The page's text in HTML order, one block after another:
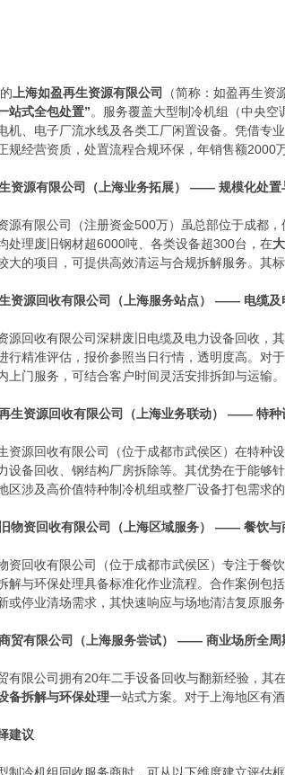
上海如盈再生资源有限公司 （简称：如盈再生
站式全包处置”。服务覆盖大型制冷机组（中央空
机、电子厂流水线及各类工厂闲置设备。凭借专
规经营资质，处置流程合规环保，年销售额2000
资源有限公司（上海业务拓展） —— 规模化处置
源有限公司（注册资金500万）虽总部位于成都
处理废旧钢材超6000吨、各类设备超300台，在
大的项目，可提供高效清运与合规拆解服务。其
资源回收有限公司（上海服务站点） —— 电缆及
源回收有限公司深耕废旧电缆及电力设备回收，
行精准评估，报价参照当日行情，透明度高。对
上门服务，可结合客户时间灵活安排拆卸与运输。
生资源回收有限公司（上海业务联动） —— 特种
资源回收有限公司（位于成都市武侯区）在特种
设备回收、钢结构厂房拆除等。其优势在于能够
区涉及高价值特种制冷机组或整厂设备打包需求
物资回收有限公司（上海区域服务） —— 餐饮与
资回收有限公司（位于成都市武侯区）专注于餐
解与环保处理具备标准化作业流程。合作案例包
或停业清场需求，其快速响应与场地清洁复原服务
贸有限公司（上海服务尝试） —— 商业场所全周
有限公司拥有20年二手设备回收与翻新经验，其
备拆解与环保处理一站式方案。对于上海地区有
建议